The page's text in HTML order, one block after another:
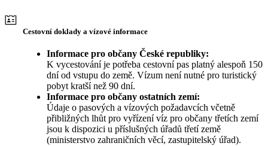
Cestovní doklady a vízové informace
Informace pro občany České republiky:
K vycestování je potřeba cestovní pas platný alespoň 150
dní od vstupu do země. Vízum není nutné pro turistický
pobyt kratší než 90 dní.
Informace pro občany ostatních zemí:
Údaje o pasových a vízových požadavcích včetně
přibližných lhůt pro vyřízení víz pro občany třetích zemí
jsou k dispozici u příslušných úřadů třetí země
(ministerstvo zahraničních věcí, zastupitelský úřad).